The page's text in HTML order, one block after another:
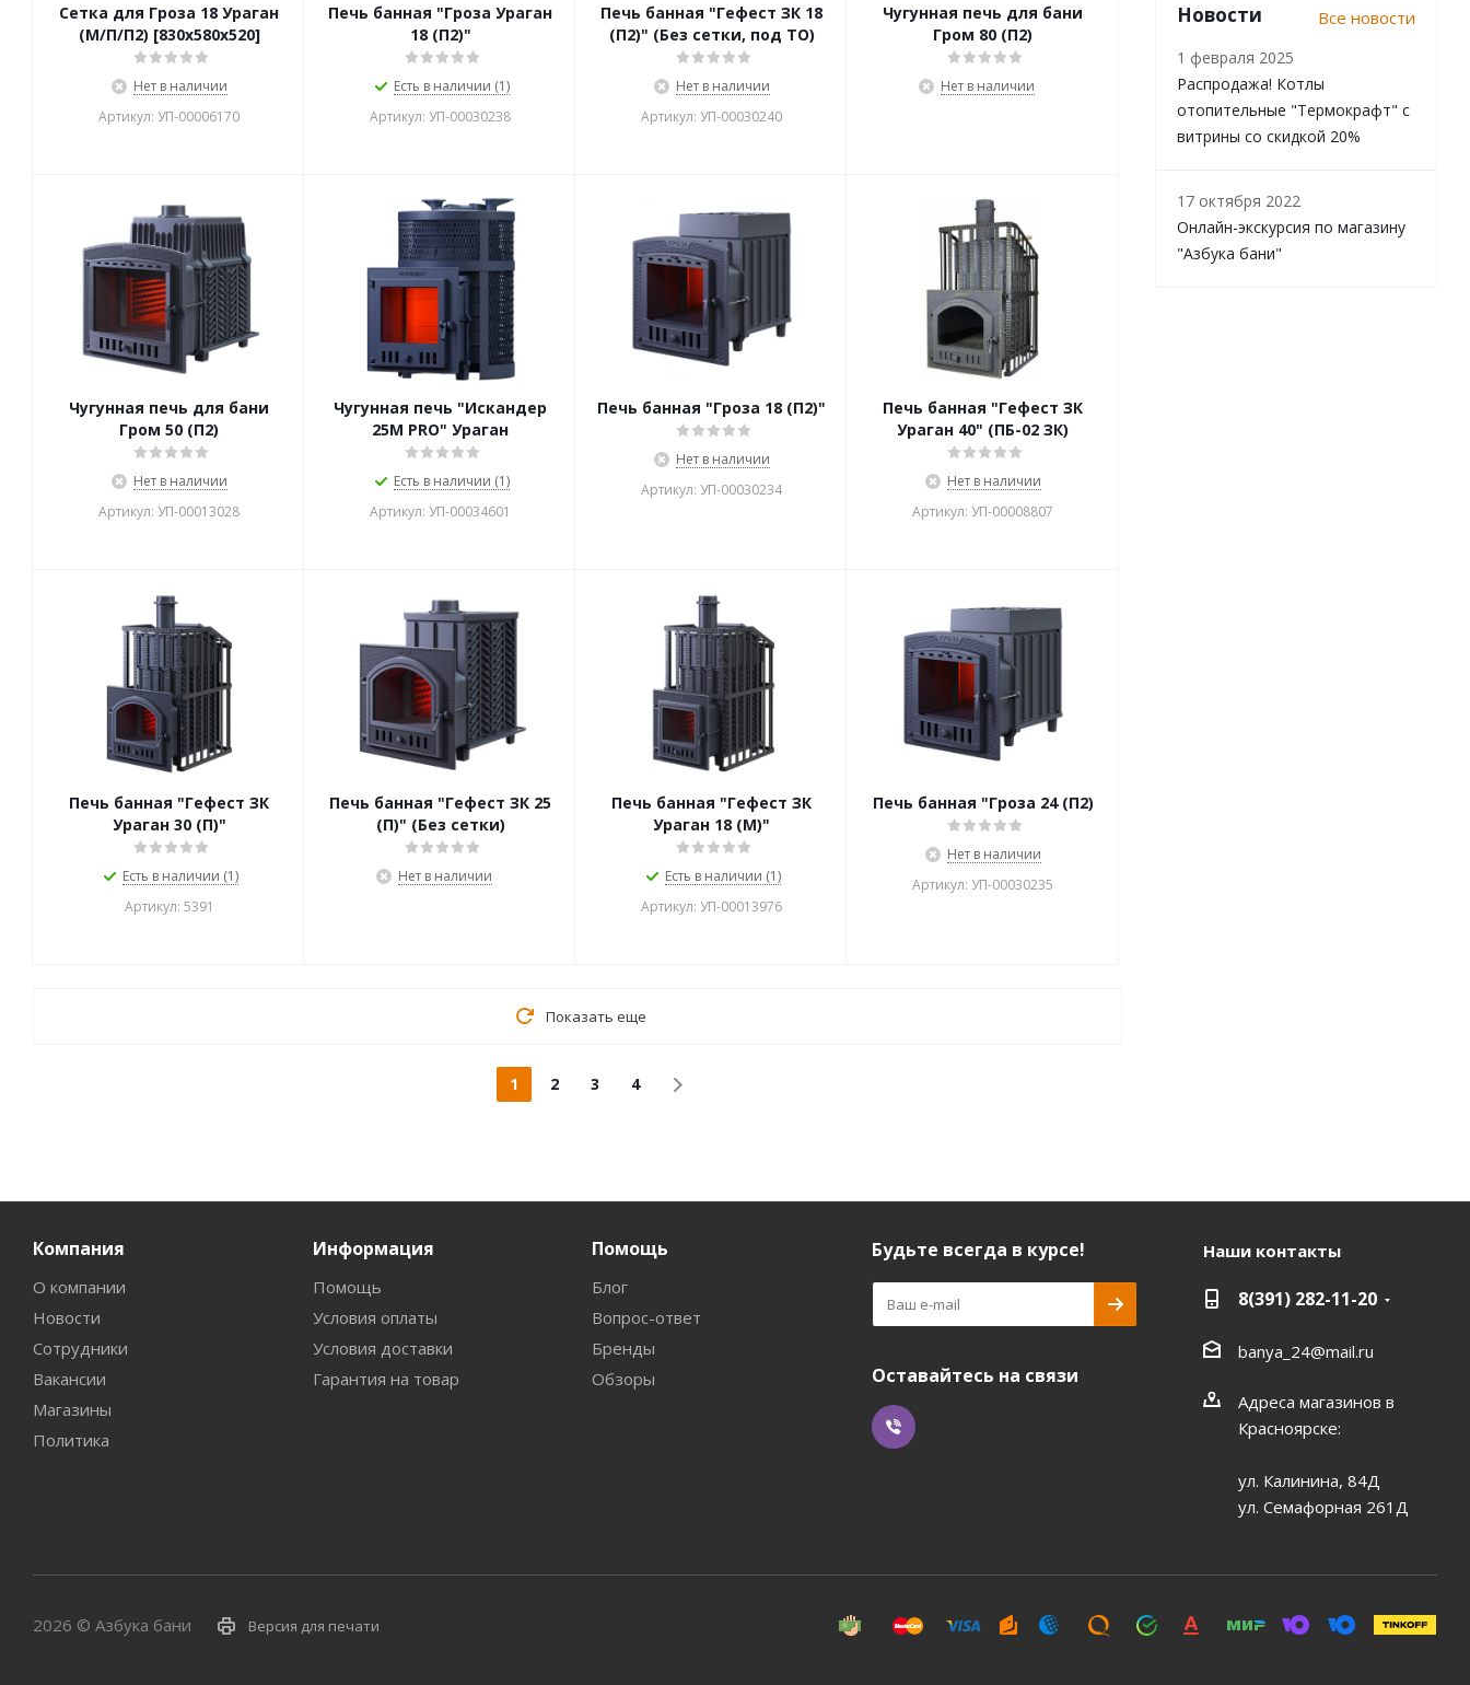
Сетка для Гроза 18 Ураган
(М/П/П2) [830х580х520]
Нет в наличии
Артикул: УП-00006170
Печь банная "Гроза Ураган
18 (П2)"
Есть в наличии (1)
Артикул: УП-00030238
Печь банная "Гефест ЗК 18
(П2)" (Без сетки, под ТО)
Нет в наличии
Артикул: УП-00030240
Чугунная печь для бани
Гром 80 (П2)
Нет в наличии
Чугунная печь для бани
Гром 50 (П2)
Нет в наличии
Артикул: УП-00013028
Чугунная печь "Искандер
25М PRO" Ураган
Есть в наличии (1)
Артикул: УП-00034601
Печь банная "Гроза 18 (П2)"
Нет в наличии
Артикул: УП-00030234
Печь банная "Гефест ЗК
Ураган 40" (ПБ-02 ЗК)
Нет в наличии
Артикул: УП-00008807
Печь банная "Гефест ЗК
Ураган 30 (П)"
Есть в наличии (1)
Артикул: 5391
Печь банная "Гефест ЗК 25
(П)" (Без сетки)
Нет в наличии
Печь банная "Гефест ЗК
Ураган 18 (М)"
Есть в наличии (1)
Артикул: УП-00013976
Печь банная "Гроза 24 (П2)
Нет в наличии
Артикул: УП-00030235
Показать еще
1 2 3 4
Новости Все новости
1 февраля 2025
Распродажа! Котлы
отопительные "Термокрафт" с
витрины со скидкой 20%
17 октября 2022
Онлайн-экскурсия по магазину
"Азбука бани"
Компания
О компании
Новости
Сотрудники
Вакансии
Магазины
Политика
Информация
Помощь
Условия оплаты
Условия доставки
Гарантия на товар
Помощь
Блог
Вопрос-ответ
Бренды
Обзоры
Будьте всегда в курсе!
Оставайтесь на связи
Наши контакты
8(391) 282-11-20
banya_24@mail.ru
Адреса магазинов в
Красноярске:
ул. Калинина, 84Д
ул. Семафорная 261Д
2026 © Азбука бани Версия для печати